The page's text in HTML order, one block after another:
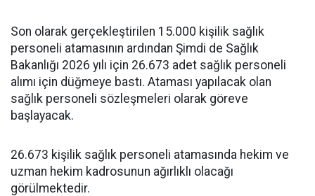
Son olarak gerçekleştirilen 15.000 kişilik sağlık
personeli atamasının ardından Şimdi de Sağlık
Bakanlığı 2026 yılı için 26.673 adet sağlık personeli
alımı için düğmeye bastı. Ataması yapılacak olan
sağlık personeli sözleşmeleri olarak göreve
başlayacak.
26.673 kişilik sağlık personeli atamasında hekim ve
uzman hekim kadrosunun ağırlıklı olacağı
görülmektedir.